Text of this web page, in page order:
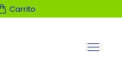
Carrito